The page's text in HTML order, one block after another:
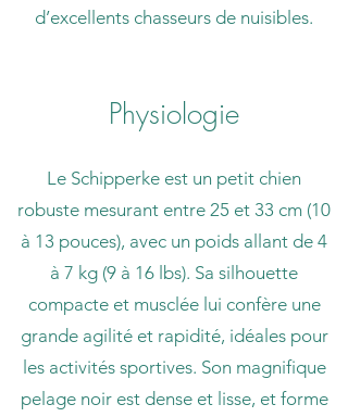
d’excellents chasseurs de nuisibles.
Physiologie
Le Schipperke est un petit chien
robuste mesurant entre 25 et 33 cm (10
à 13 pouces), avec un poids allant de 4
à 7 kg (9 à 16 lbs). Sa silhouette
compacte et musclée lui confère une
grande agilité et rapidité, idéales pour
les activités sportives. Son magnifique
pelage noir est dense et lisse, et forme